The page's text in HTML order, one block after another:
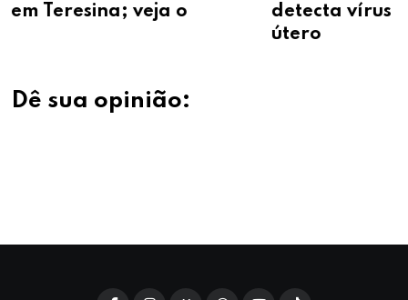
detecta vírus ligado ao câncer do colo
Dê sua opinião: